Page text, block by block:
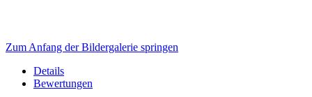
Zum Anfang der Bildergalerie springen
Details
Bewertungen